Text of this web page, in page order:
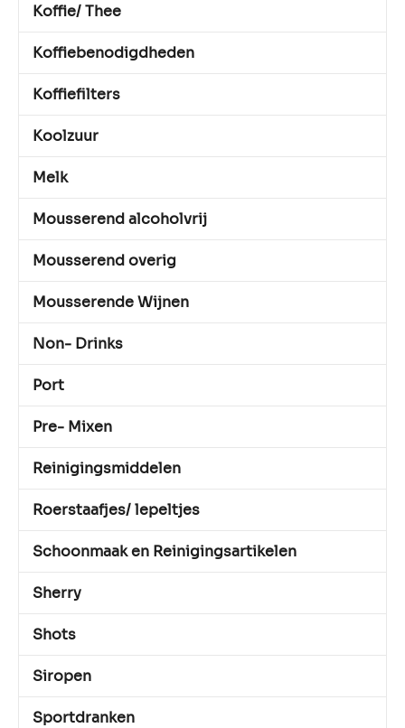
Koffie/ Thee
Koffiebenodigdheden
Koffiefilters
Koolzuur
Melk
Mousserend alcoholvrij
Mousserend overig
Mousserende Wijnen
Non- Drinks
Port
Pre- Mixen
Reinigingsmiddelen
Roerstaafjes/ lepeltjes
Schoonmaak en Reinigingsartikelen
Sherry
Shots
Siropen
Sportdranken